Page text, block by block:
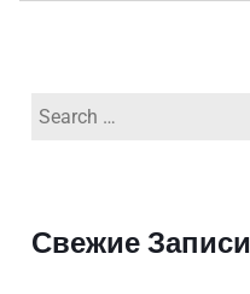
Search
Свежие Записи